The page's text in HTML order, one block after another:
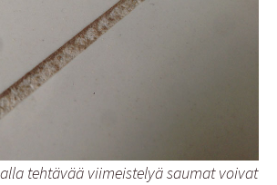
tehtävää viimeistelyä saumat voivat